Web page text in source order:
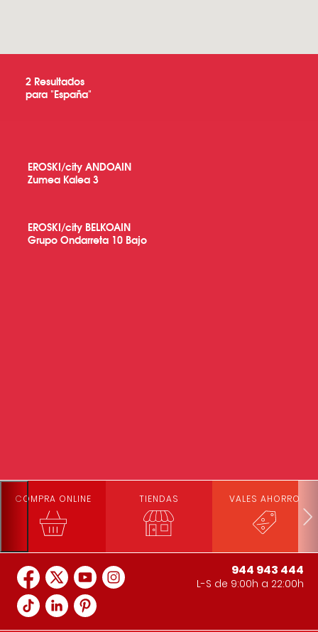
2Resultados
para "España"
EROSKI/city ANDOAIN
Zumea Kalea 3
EROSKI/city BELKOAIN
Grupo Ondarreta 10 Bajo
COMPRA ONLINE TIENDAS VALES AHORRO
944 943 444
L-S de 9:00h a 22:00h